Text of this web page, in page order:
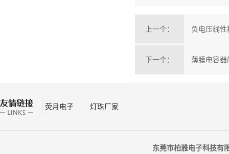
上一个： 负电压线性
下一个： 薄膜电容器
荧月电子 灯珠厂家
东莞市柏雅电子科技有